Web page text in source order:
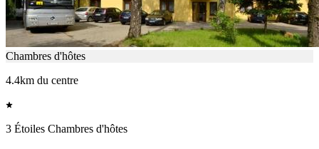
Chambres d'hôtes
4.4km du centre
3 Étoiles Chambres d'hôtes